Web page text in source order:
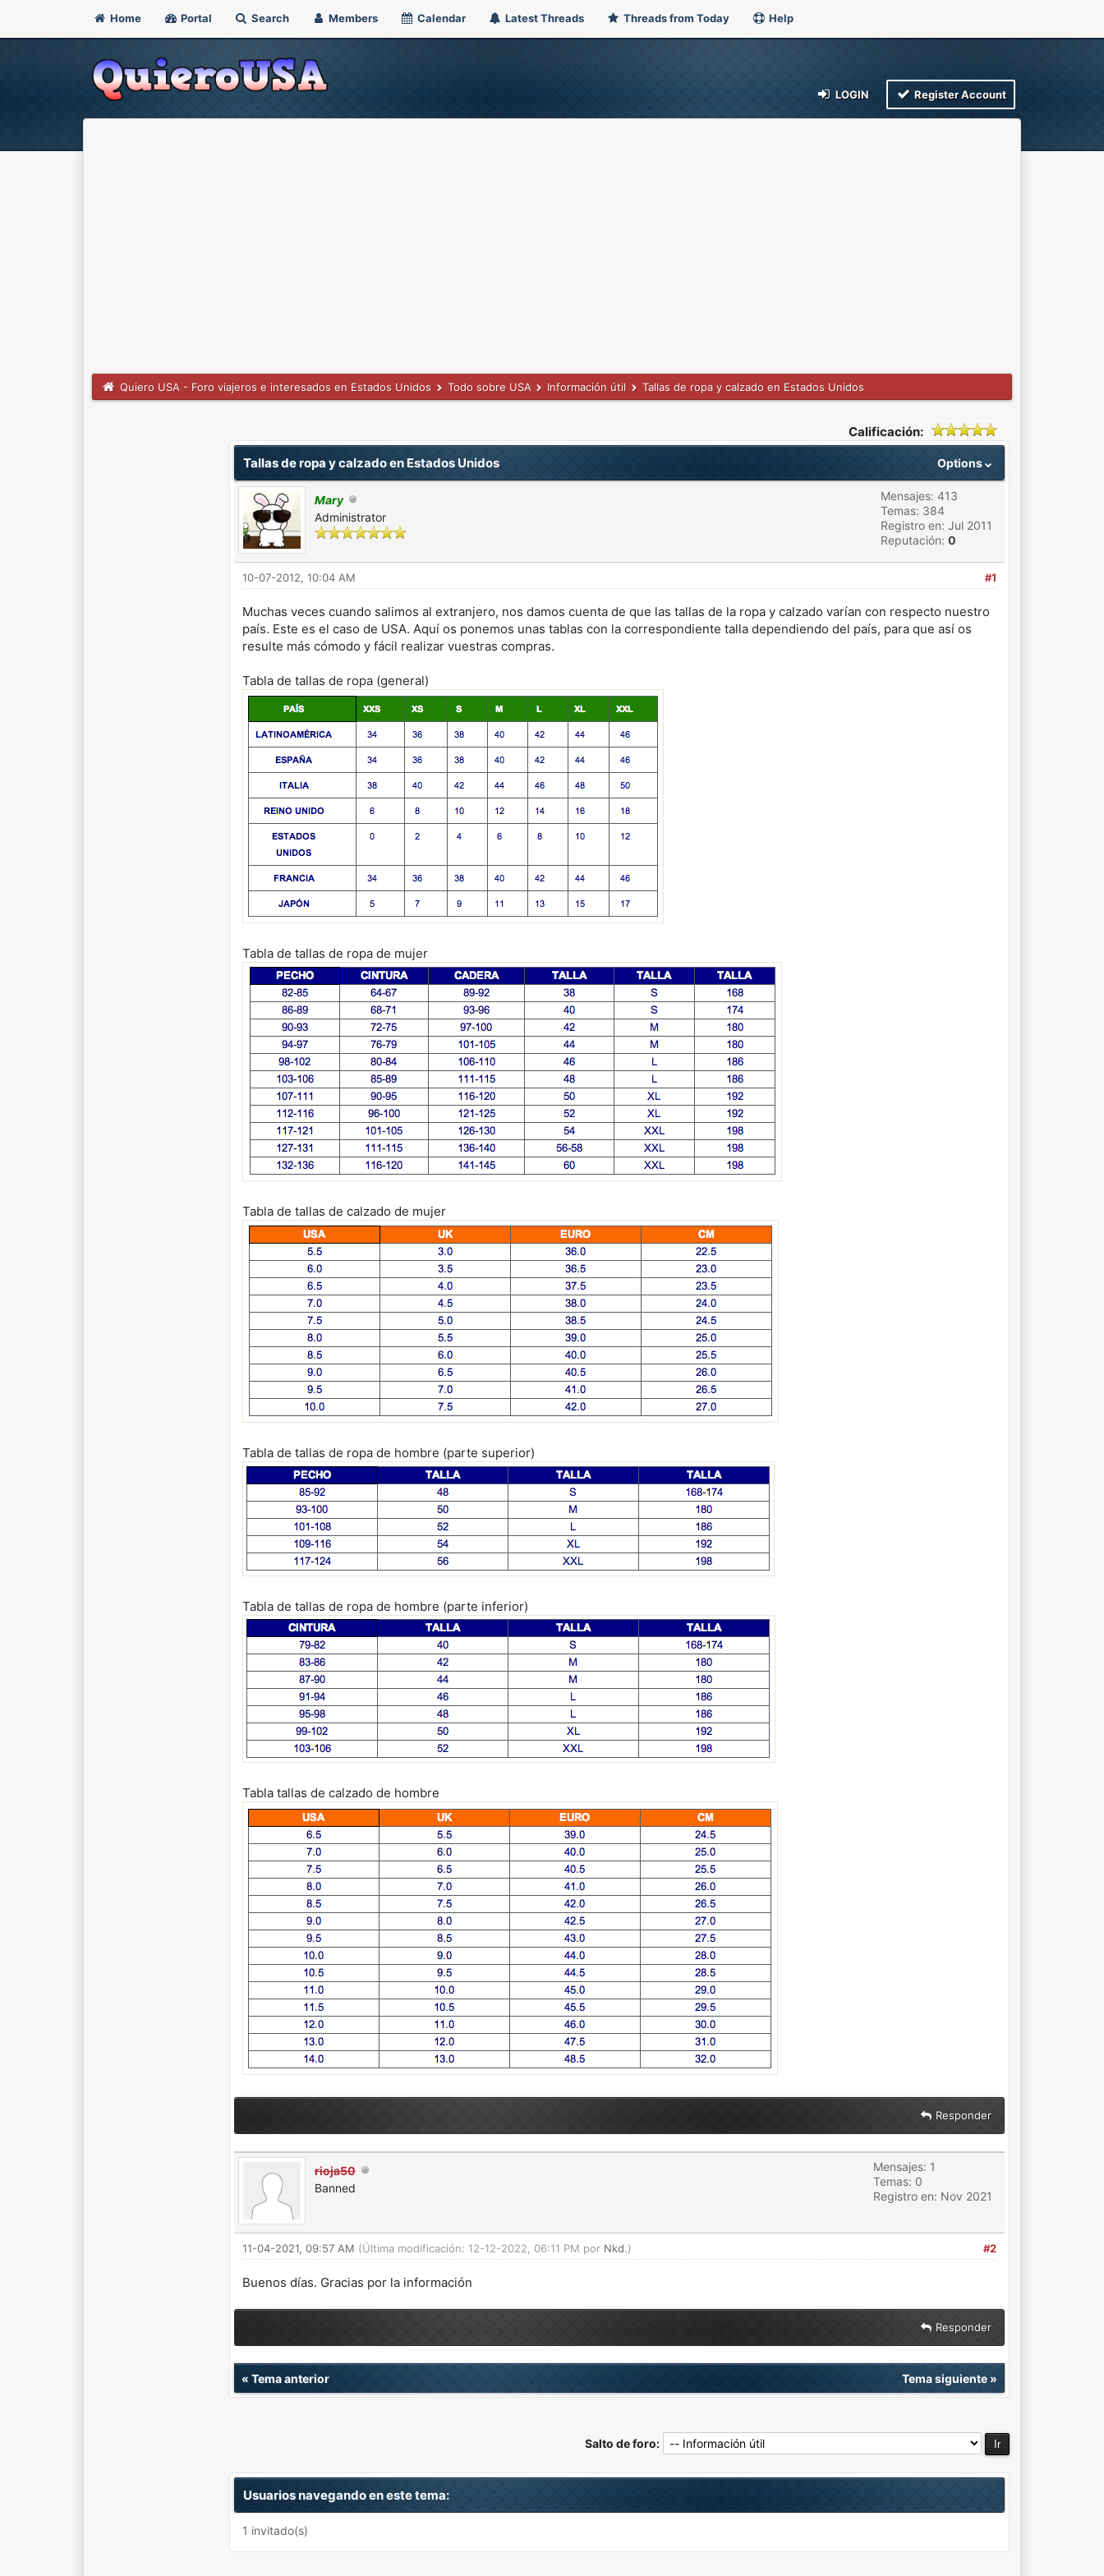
Home Portal Search Members Calendar Latest Threads Threads from Today Help
LOGIN Register Account
Quiero USA - Foro viajeros e interesados en Estados Unidos Todo sobre USA Información útil Tallas de ropa y calzado en Estados Unidos
Calificación:
Options
Tallas de ropa y calzado en Estados Unidos
Mary
Administrator
Mensajes: 413
Temas: 384
Registro en: Jul 2011
Reputación: 0
#1
10-07-2012, 10:04 AM
Muchas veces cuando salimos al extranjero, nos damos cuenta de que las tallas de la ropa y calzado varían con respecto nuestro
país. Este es el caso de USA. Aquí os ponemos unas tablas con la correspondiente talla dependiendo del país, para que así os
resulte más cómodo y fácil realizar vuestras compras.
Tabla de tallas de ropa (general)
Tabla de tallas de ropa de mujer
Tabla de tallas de calzado de mujer
Tabla de tallas de ropa de hombre (parte superior)
Tabla de tallas de ropa de hombre (parte inferior)
Tabla tallas de calzado de hombre
Responder
rioja50
Banned
Mensajes: 1
Temas: 0
Registro en: Nov 2021
#2
11-04-2021, 09:57 AM (Última modificación: 12-12-2022, 06:11 PM por Nkd.)
Buenos días. Gracias por la información
Responder
« Tema anterior Tema siguiente»
Salto de foro:
Usuarios navegando en este tema:
1 invitado(s)